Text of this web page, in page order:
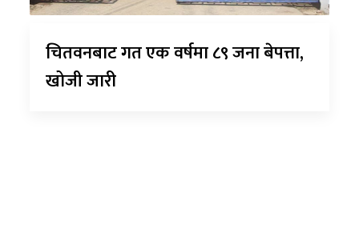
चितवनबाट गत एक वर्षमा ८९ जना बेपत्ता,
खोजी जारी